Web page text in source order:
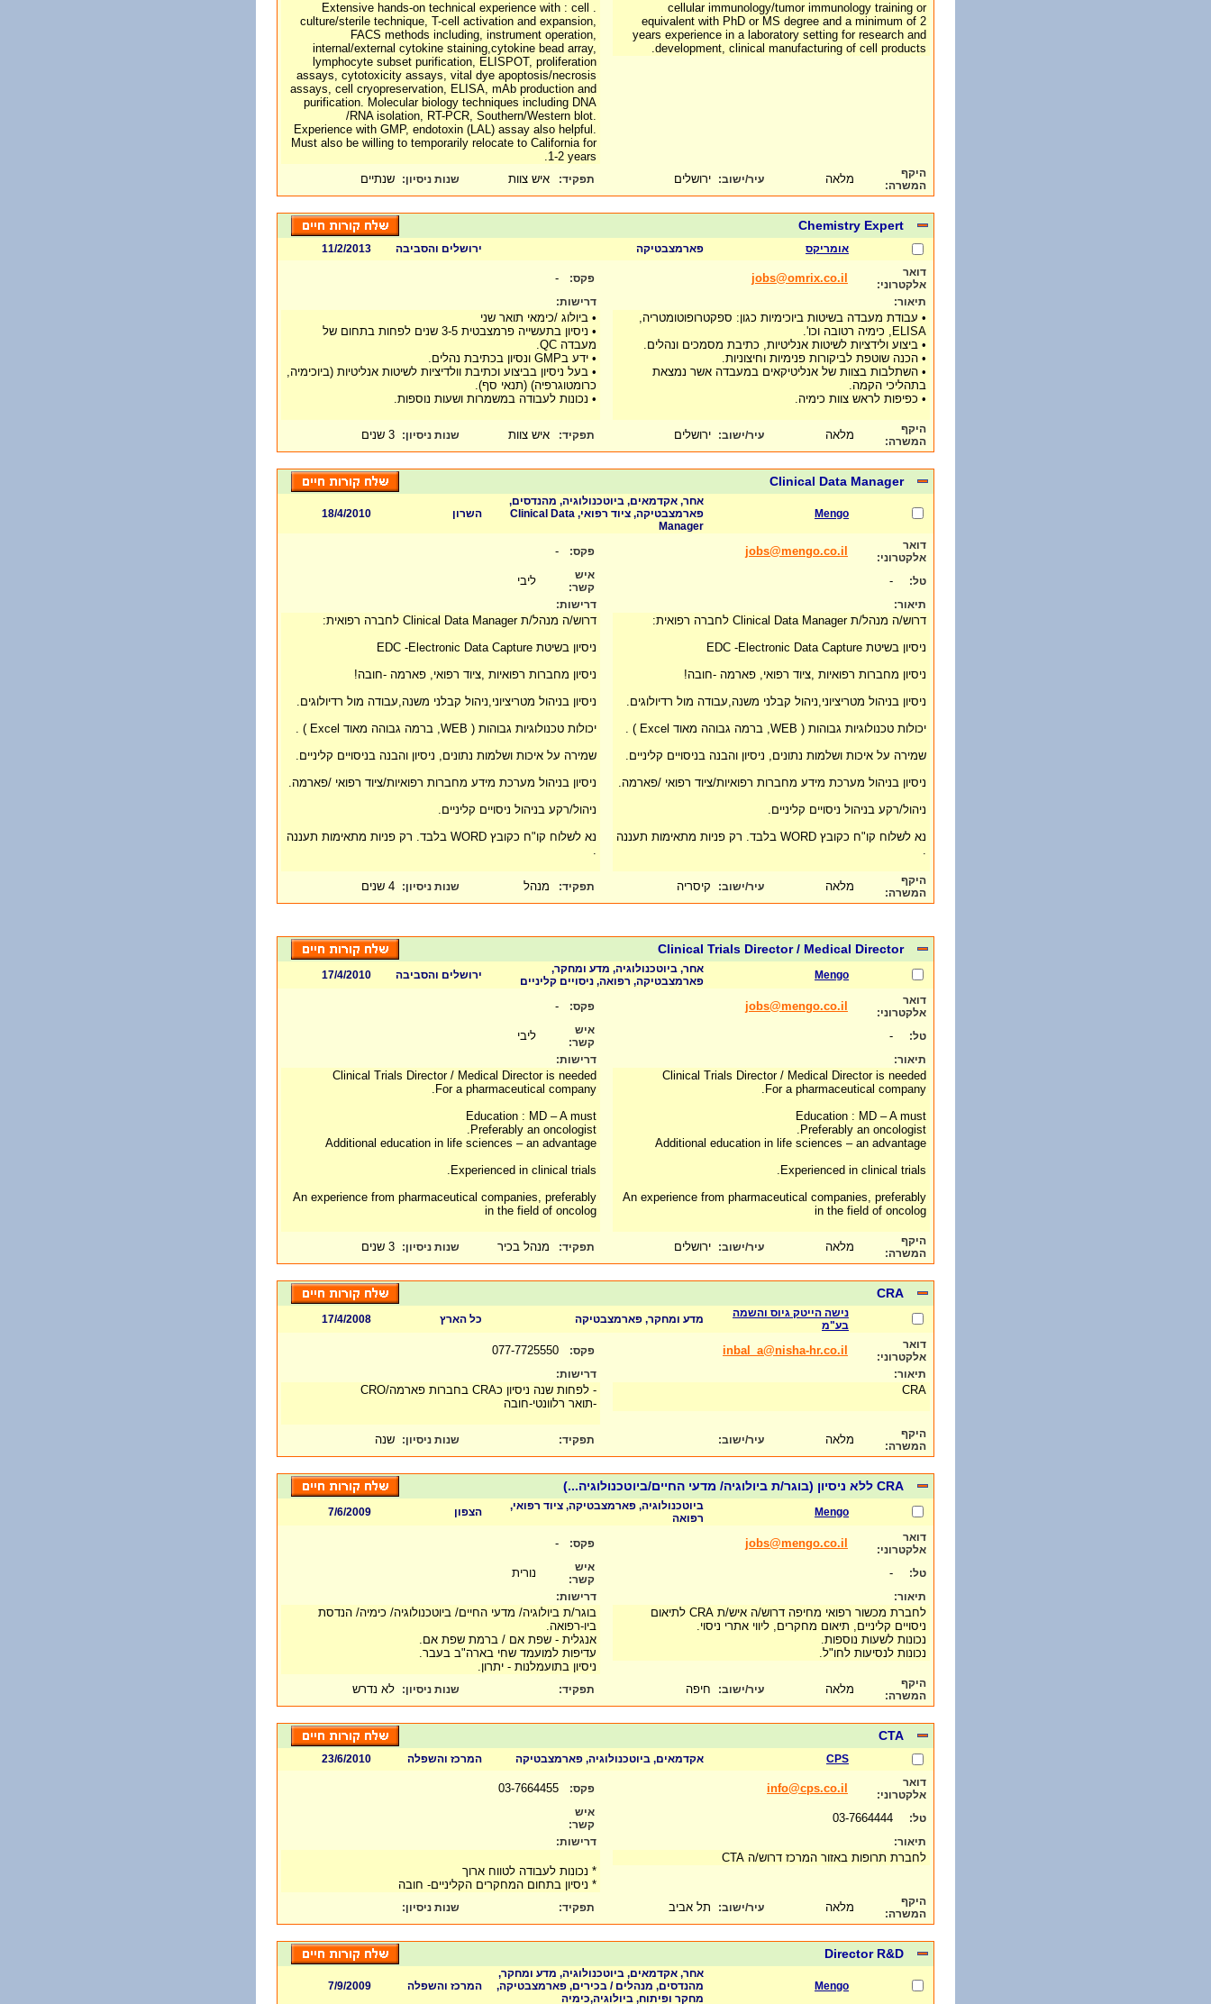
cellular immunology/tumor immunology training or
equivalent with PhD or MS degree and a minimum of 2
years experience in a laboratory setting for research and
development, clinical manufacturing of cell products.
. Extensive hands-on technical experience with : cell
culture/sterile technique, T-cell activation and expansion,
FACS methods including, instrument operation,
internal/external cytokine staining,cytokine bead array,
lymphocyte subset purification, ELISPOT, proliferation
assays, cytotoxicity assays, vital dye apoptosis/necrosis
assays, cell cryopreservation, ELISA, mAb production and
purification. Molecular biology techniques including DNA
/RNA isolation, RT-PCR, Southern/Western blot.
Experience with GMP, endotoxin (LAL) assay also helpful.
Must also be willing to temporarily relocate to California for
1-2 years.
היקף
המשרה:
מלאה עיר/ישוב: ירושלים תפקיד: איש צוות שנות ניסיון: שנתיים
Chemistry Expert
אומריקס פארמצבטיקה ירושלים והסביבה
11/2/2013
דואר
אלקטרוני:
jobs@omrix.co.il פקס: -
תיאור:
• עבודת מעבדה בשיטות ביוכימיות כגון: ספקטרופוטומטריה,
ELISA, כימיה רטובה וכו'.
• ביצוע ולידציות לשיטות אנליטיות, כתיבת מסמכים ונהלים.
• הכנה שוטפת לביקורות פנימיות וחיצוניות.
• השתלבות בצוות של אנליטיקאים במעבדה אשר נמצאת
בתהליכי הקמה.
• כפיפות לראש צוות כימיה.
דרישות:
• ביולוג /כימאי תואר שני
• ניסיון בתעשייה פרמצבטית 3-5 שנים לפחות בתחום של
מעבדה QC.
• ידע בGMP ונסיון בכתיבת נהלים.
• בעל ניסיון בביצוע וכתיבת וולדיציות לשיטות אנליטיות (ביוכימיה,
כרומטוגרפיה) (תנאי סף).
• נכונות לעבודה במשמרות ושעות נוספות.
היקף
המשרה:
מלאה עיר/ישוב: ירושלים תפקיד: איש צוות שנות ניסיון: 3 שנים
Clinical Data Manager
Mengo
אחר, אקדמאים, ביוטכנולוגיה, מהנדסים,
פארמצבטיקה, ציוד רפואי, Clinical Data
Manager
השרון 18/4/2010
דואר
אלקטרוני:
jobs@mengo.co.il פקס: -
טל: -
איש
קשר:
ליבי
תיאור:
דרוש/ה מנהל/ת Clinical Data Manager לחברה רפואית:
ניסיון בשיטת EDC -Electronic Data Capture
ניסיון מחברות רפואיות ,ציוד רפואי, פארמה -חובה!
ניסיון בניהול מטריציוני,ניהול קבלני משנה,עבודה מול רדיולוגים.
יכולות טכנולוגיות גבוהות ( WEB, ברמה גבוהה מאוד Excel ) .
שמירה על איכות ושלמות נתונים, ניסיון והבנה בניסויים קליניים.
ניסיון בניהול מערכת מידע מחברות רפואיות/ציוד רפואי /פארמה.
ניהול/רקע בניהול ניסויים קליניים.
נא לשלוח קו"ח כקובץ WORD בלבד. רק פניות מתאימות תעננה
.
דרישות:
דרוש/ה מנהל/ת Clinical Data Manager לחברה רפואית:
ניסיון בשיטת EDC -Electronic Data Capture
ניסיון מחברות רפואיות ,ציוד רפואי, פארמה -חובה!
ניסיון בניהול מטריציוני,ניהול קבלני משנה,עבודה מול רדיולוגים.
יכולות טכנולוגיות גבוהות ( WEB, ברמה גבוהה מאוד Excel ) .
שמירה על איכות ושלמות נתונים, ניסיון והבנה בניסויים קליניים.
ניסיון בניהול מערכת מידע מחברות רפואיות/ציוד רפואי /פארמה.
ניהול/רקע בניהול ניסויים קליניים.
נא לשלוח קו"ח כקובץ WORD בלבד. רק פניות מתאימות תעננה
.
היקף
המשרה:
מלאה עיר/ישוב: קיסריה תפקיד: מנהל שנות ניסיון: 4 שנים
Clinical Trials Director / Medical Director
Mengo
אחר, ביוטכנולוגיה, מדע ומחקר,
פארמצבטיקה, רפואה, ניסויים קליניים
ירושלים והסביבה
17/4/2010
דואר
אלקטרוני:
jobs@mengo.co.il פקס: -
טל: -
איש
קשר:
ליבי
תיאור:
Clinical Trials Director / Medical Director is needed
For a pharmaceutical company.
Education : MD – A must
Preferably an oncologist.
Additional education in life sciences – an advantage
Experienced in clinical trials.
An experience from pharmaceutical companies, preferably
in the field of oncolog
דרישות:
Clinical Trials Director / Medical Director is needed
For a pharmaceutical company.
Education : MD – A must
Preferably an oncologist.
Additional education in life sciences – an advantage
Experienced in clinical trials.
An experience from pharmaceutical companies, preferably
in the field of oncolog
היקף
המשרה:
מלאה עיר/ישוב: ירושלים תפקיד: מנהל בכיר שנות ניסיון: 3 שנים
CRA
נישה הייטק גיוס והשמה
בע"מ
מדע ומחקר, פארמצבטיקה כל הארץ
17/4/2008
דואר
אלקטרוני:
inbal_a@nisha-hr.co.il פקס:
תיאור:
CRA
דרישות:
- לפחות שנה ניסיון כCRA בחברות פארמה/CRO
-תואר רלוונטי-חובה
היקף
המשרה:
מלאה עיר/ישוב: תפקיד: שנות ניסיון: שנה
CRA ללא ניסיון (בוגר/ת ביולוגיה/ מדעי החיים/ביוטכנולוגיה...)
Mengo
ביוטכנולוגיה, פארמצבטיקה, ציוד רפואי,
רפואה
הצפון
7/6/2009
דואר
אלקטרוני:
jobs@mengo.co.il פקס: -
טל: -
איש
קשר:
נורית
תיאור:
לחברת מכשור רפואי מחיפה דרוש/ה איש/ת CRA לתיאום
ניסויים קליניים, תיאום מחקרים, ליווי אתרי ניסוי.
נכונות לשעות נוספות.
נכונות לנסיעות לחו"ל.
דרישות:
בוגר/ת ביולוגיה/ מדעי החיים/ ביוטכנולוגיה/ כימיה/ הנדסת
ביו-רפואה.
אנגלית - שפת אם / ברמת שפת אם.
עדיפות למועמד שחי בארה"ב בעבר.
ניסיון בתועמלנות - יתרון.
היקף
המשרה:
מלאה עיר/ישוב: חיפה תפקיד: שנות ניסיון: לא נדרש
CTA
CPS אקדמאים, ביוטכנולוגיה, פארמצבטיקה המרכז והשפלה
23/6/2010
דואר
אלקטרוני:
info@cps.co.il פקס:
טל:
איש
קשר:
תיאור:
לחברת תרופות באזור המרכז דרוש/ה CTA
דרישות:
* נכונות לעבודה לטווח ארוך
* ניסיון בתחום המחקרים הקליניים- חובה
היקף
המשרה:
מלאה עיר/ישוב: תל אביב תפקיד: שנות ניסיון:
Director R&D
Mengo
אחר, אקדמאים, ביוטכנולוגיה, מדע ומחקר,
מהנדסים, מנהלים / בכירים, פארמצבטיקה,
מחקר ופיתוח, ביולוגיה,כימיה
המרכז והשפלה 7/9/2009